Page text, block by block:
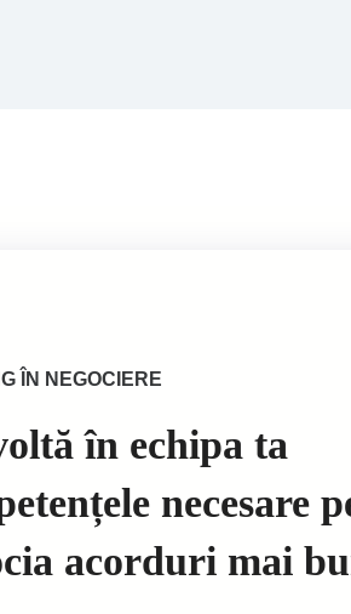
ÎN NEGOCIERE
în echipa ta
necesare
acorduri mai